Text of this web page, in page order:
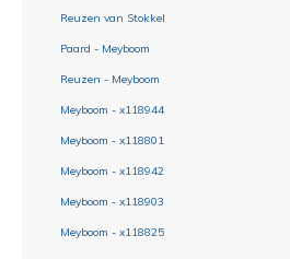
Reuzen van Stokkel
Paard - Meyboom
Reuzen - Meyboom
Meyboom - x118944
Meyboom - x118801
Meyboom - x118942
Meyboom - x118903
Meyboom - x118825